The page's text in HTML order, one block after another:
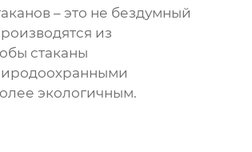
– это не бездумный
из
стаканы
экологичным.